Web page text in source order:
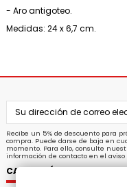
- Aro antigoteo.
Medidas: 24 x 6,7 cm.
Recibe un 5% de descuento para
compra. Puede darse de baja en
momento. Para ello, consulte
información de contacto en el aviso
CATEGORÍAS